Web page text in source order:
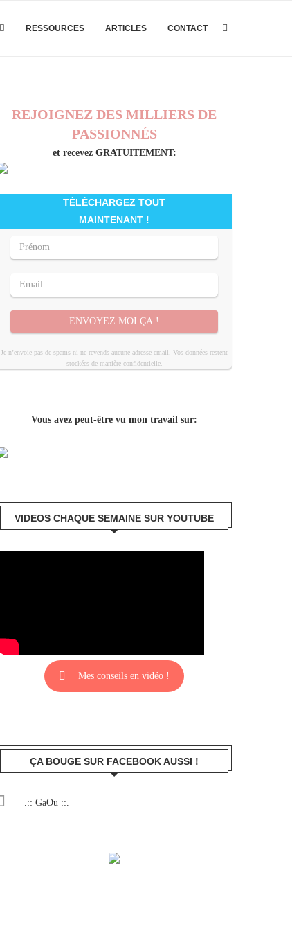
RESSOURCES ARTICLES CONTACT
REJOIGNEZ DES MILLIERS DE
PASSIONNÉS
et recevez GRATUITEMENT:
TÉLÉCHARGEZ TOUT
MAINTENANT !
ENVOYEZ MOI ÇA !
Je n’envoie pas de spams ni ne revends aucune adresse email. Vos données restent
stockées de manière confidentielle.
Vous avez peut-être vu mon travail sur:
VIDEOS CHAQUE SEMAINE SUR YOUTUBE
Mes conseils en vidéo !
ÇA BOUGE SUR FACEBOOK AUSSI !
.:: GaOu ::.